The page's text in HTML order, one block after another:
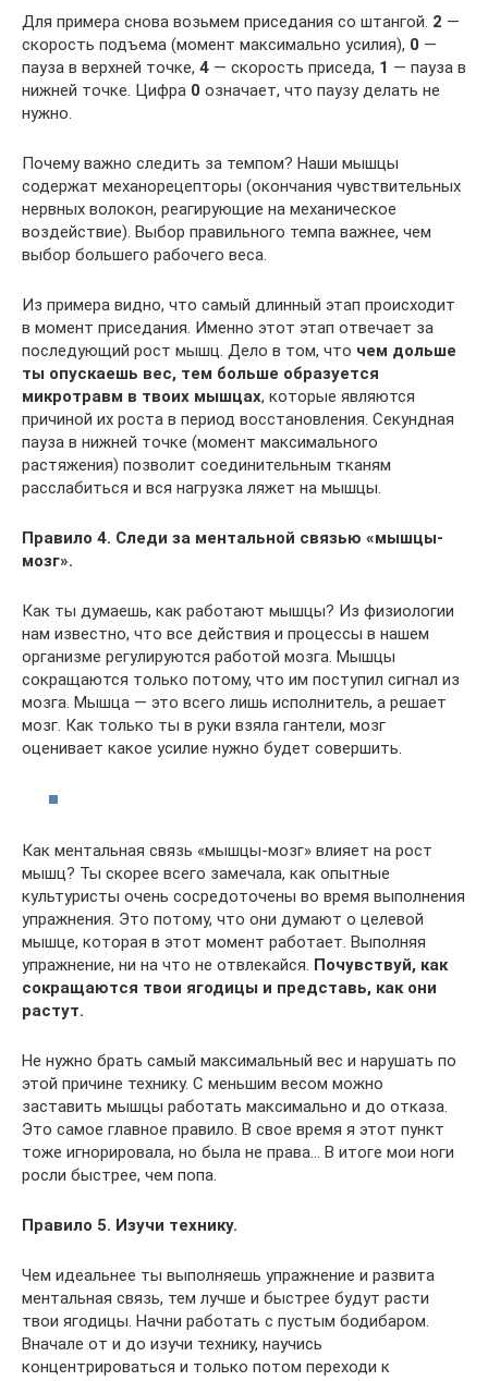
Для примера снова возьмем приседания со штангой. 2 —
скорость подъема (момент максимально усилия), 0 —
пауза в верхней точке, 4 — скорость приседа, 1 — пауза в
нижней точке. Цифра 0 означает, что паузу делать не
нужно.
Почему важно следить за темпом? Наши мышцы
содержат механорецепторы (окончания чувствительных
нервных волокон, реагирующие на механическое
воздействие). Выбор правильного темпа важнее, чем
выбор большего рабочего веса.
Из примера видно, что самый длинный этап происходит
в момент приседания. Именно этот этап отвечает за
последующий рост мышц. Дело в том, что чем дольше
ты опускаешь вес, тем больше образуется
микротравм в твоих мышцах, которые являются
причиной их роста в период восстановления. Секундная
пауза в нижней точке (момент максимального
растяжения) позволит соединительным тканям
расслабиться и вся нагрузка ляжет на мышцы.
Правило 4. Следи за ментальной связью «мышцы-
мозг».
Как ты думаешь, как работают мышцы? Из физиологии
нам известно, что все действия и процессы в нашем
организме регулируются работой мозга. Мышцы
сокращаются только потому, что им поступил сигнал из
мозга. Мышца — это всего лишь исполнитель, а решает
мозг. Как только ты в руки взяла гантели, мозг
оценивает какое усилие нужно будет совершить.
Как ментальная связь «мышцы-мозг» влияет на рост
мышц? Ты скорее всего замечала, как опытные
культуристы очень сосредоточены во время выполнения
упражнения. Это потому, что они думают о целевой
мышце, которая в этот момент работает. Выполняя
упражнение, ни на что не отвлекайся. Почувствуй, как
сокращаются твои ягодицы и представь, как они
растут.
Не нужно брать самый максимальный вес и нарушать по
этой причине технику. С меньшим весом можно
заставить мышцы работать максимально и до отказа.
Это самое главное правило. В свое время я этот пункт
тоже игнорировала, но была не права… В итоге мои ноги
росли быстрее, чем попа.
Правило 5. Изучи технику.
Чем идеальнее ты выполняешь упражнение и развита
ментальная связь, тем лучше и быстрее будут расти
твои ягодицы. Начни работать с пустым бодибаром.
Вначале от и до изучи технику, научись
концентрироваться и только потом переходи к